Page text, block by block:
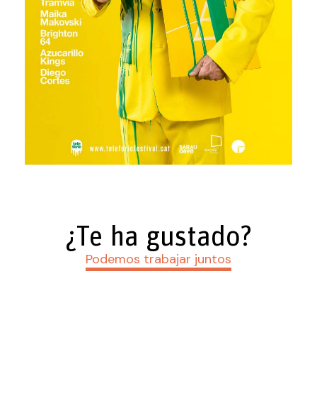
¿Te ha gustado?
Podemos trabajar juntos